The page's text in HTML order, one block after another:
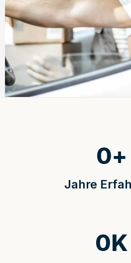
Jahre
0+
0K